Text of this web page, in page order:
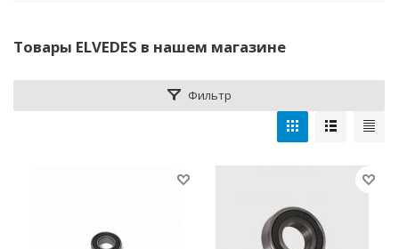
Товары ELVEDES в нашем магазине
Фильтр